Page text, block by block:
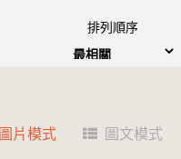
排列順序
圖片模式 圖文模式